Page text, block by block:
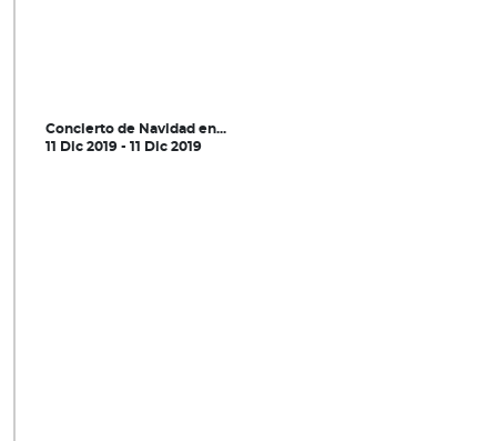
Concierto de Navidad en...
11 Dic 2019 - 11 Dic 2019